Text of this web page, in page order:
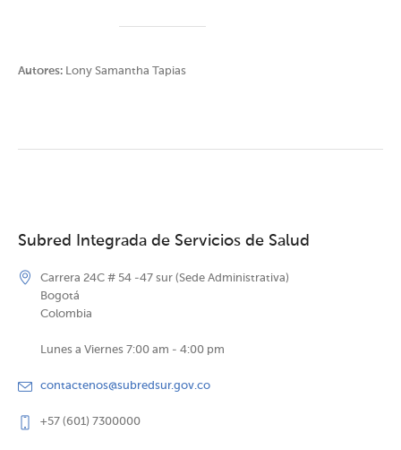
Autores: Lony Samantha Tapias
Subred Integrada de Servicios de Salud
Carrera 24C # 54 -47 sur (Sede Administrativa)
Bogotá
Colombia
Lunes a Viernes 7:00 am - 4:00 pm
contactenos@subredsur.gov.co
+57 (601) 7300000